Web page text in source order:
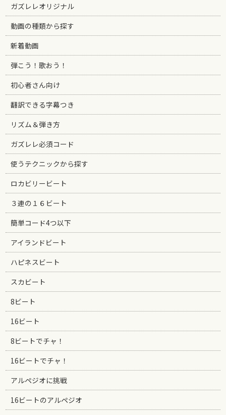
ガズレレオリジナル
動画の種類から探す
新着動画
弾こう！歌おう！
初心者さん向け
翻訳できる字幕つき
リズム＆弾き方
ガズレレ必須コード
使うテクニックから探す
ロカビリービート
３連の１６ビート
簡単コード4つ以下
アイランドビート
ハピネスビート
スカビート
8ビート
16ビート
8ビートでチャ！
16ビートでチャ！
アルペジオに挑戦
16ビートのアルペジオ